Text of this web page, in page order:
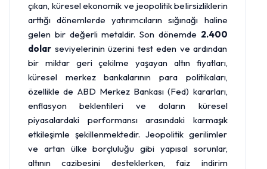
çıkan, küresel ekonomik ve jeopolitik belirsizliklerin
arttığı dönemlerde yatırımcıların sığınağı haline
gelen bir değerli metaldir. Son dönemde 2.400
dolar seviyelerinin üzerini test eden ve ardından
bir miktar geri çekilme yaşayan altın fiyatları,
küresel merkez bankalarının para politikaları,
özellikle de ABD Merkez Bankası (Fed) kararları,
enflasyon beklentileri ve doların küresel
piyasalardaki performansı arasındaki karmaşık
etkileşimle şekillenmektedir. Jeopolitik gerilimler
ve artan ülke borçluluğu gibi yapısal sorunlar,
altının cazibesini desteklerken, faiz indirim